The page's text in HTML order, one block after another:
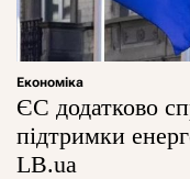
Економіка
ЄС додатково
підтримки
LB.ua